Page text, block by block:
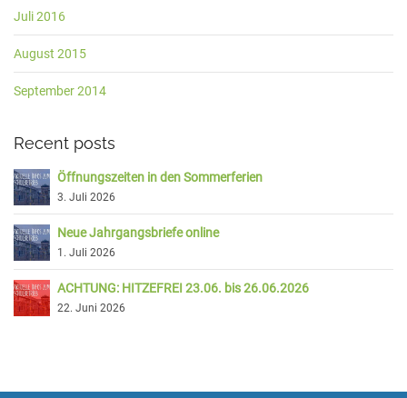
Juli 2016
August 2015
September 2014
Recent posts
Öffnungszeiten in den Sommerferien
3. Juli 2026
Neue Jahrgangsbriefe online
1. Juli 2026
ACHTUNG: HITZEFREI 23.06. bis 26.06.2026
22. Juni 2026